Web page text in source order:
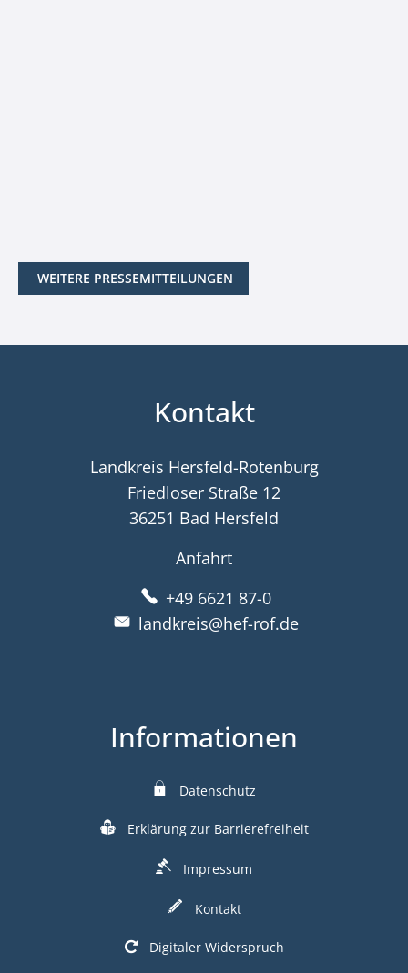
WEITERE PRESSEMITTEILUNGEN
Kontakt
Landkreis Hersfeld-Rotenburg
Friedloser Straße 12
36251 Bad Hersfeld
Anfahrt
+49 6621 87-0
landkreis@hef-rof.de
Informationen
Datenschutz
Erklärung zur Barrierefreiheit
Impressum
Kontakt
Digitaler Widerspruch